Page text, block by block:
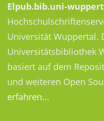
Elpub.bib.uni-
Universität Wuppertal.
Universitätsbibliothek
basiert auf dem
und weiteren Open
erfahren...